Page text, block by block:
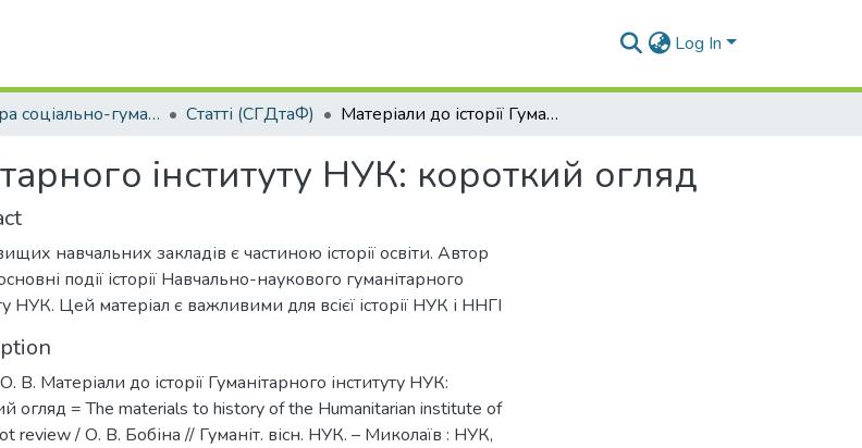
Log In
Кафедра соціально-гуманітарних дисциплін та філософії (СГДтаФ) Статті (СГДтаФ) Матеріали до історії Гуманітарного інституту НУК: короткий огляд
інституту НУК: короткий огляд
навчальних закладів є частиною історії освіти. Автор
події історії Навчально-наукового гуманітарного
НУК. Цей матеріал є важливими для всієї історії НУК і ННГІ
В. Матеріали до історії Гуманітарного інституту НУК:
огляд = The materials to history of the Humanitarian institute of
review / О. В. Бобіна // Гуманіт. вісн. НУК. – Миколаїв : НУК,